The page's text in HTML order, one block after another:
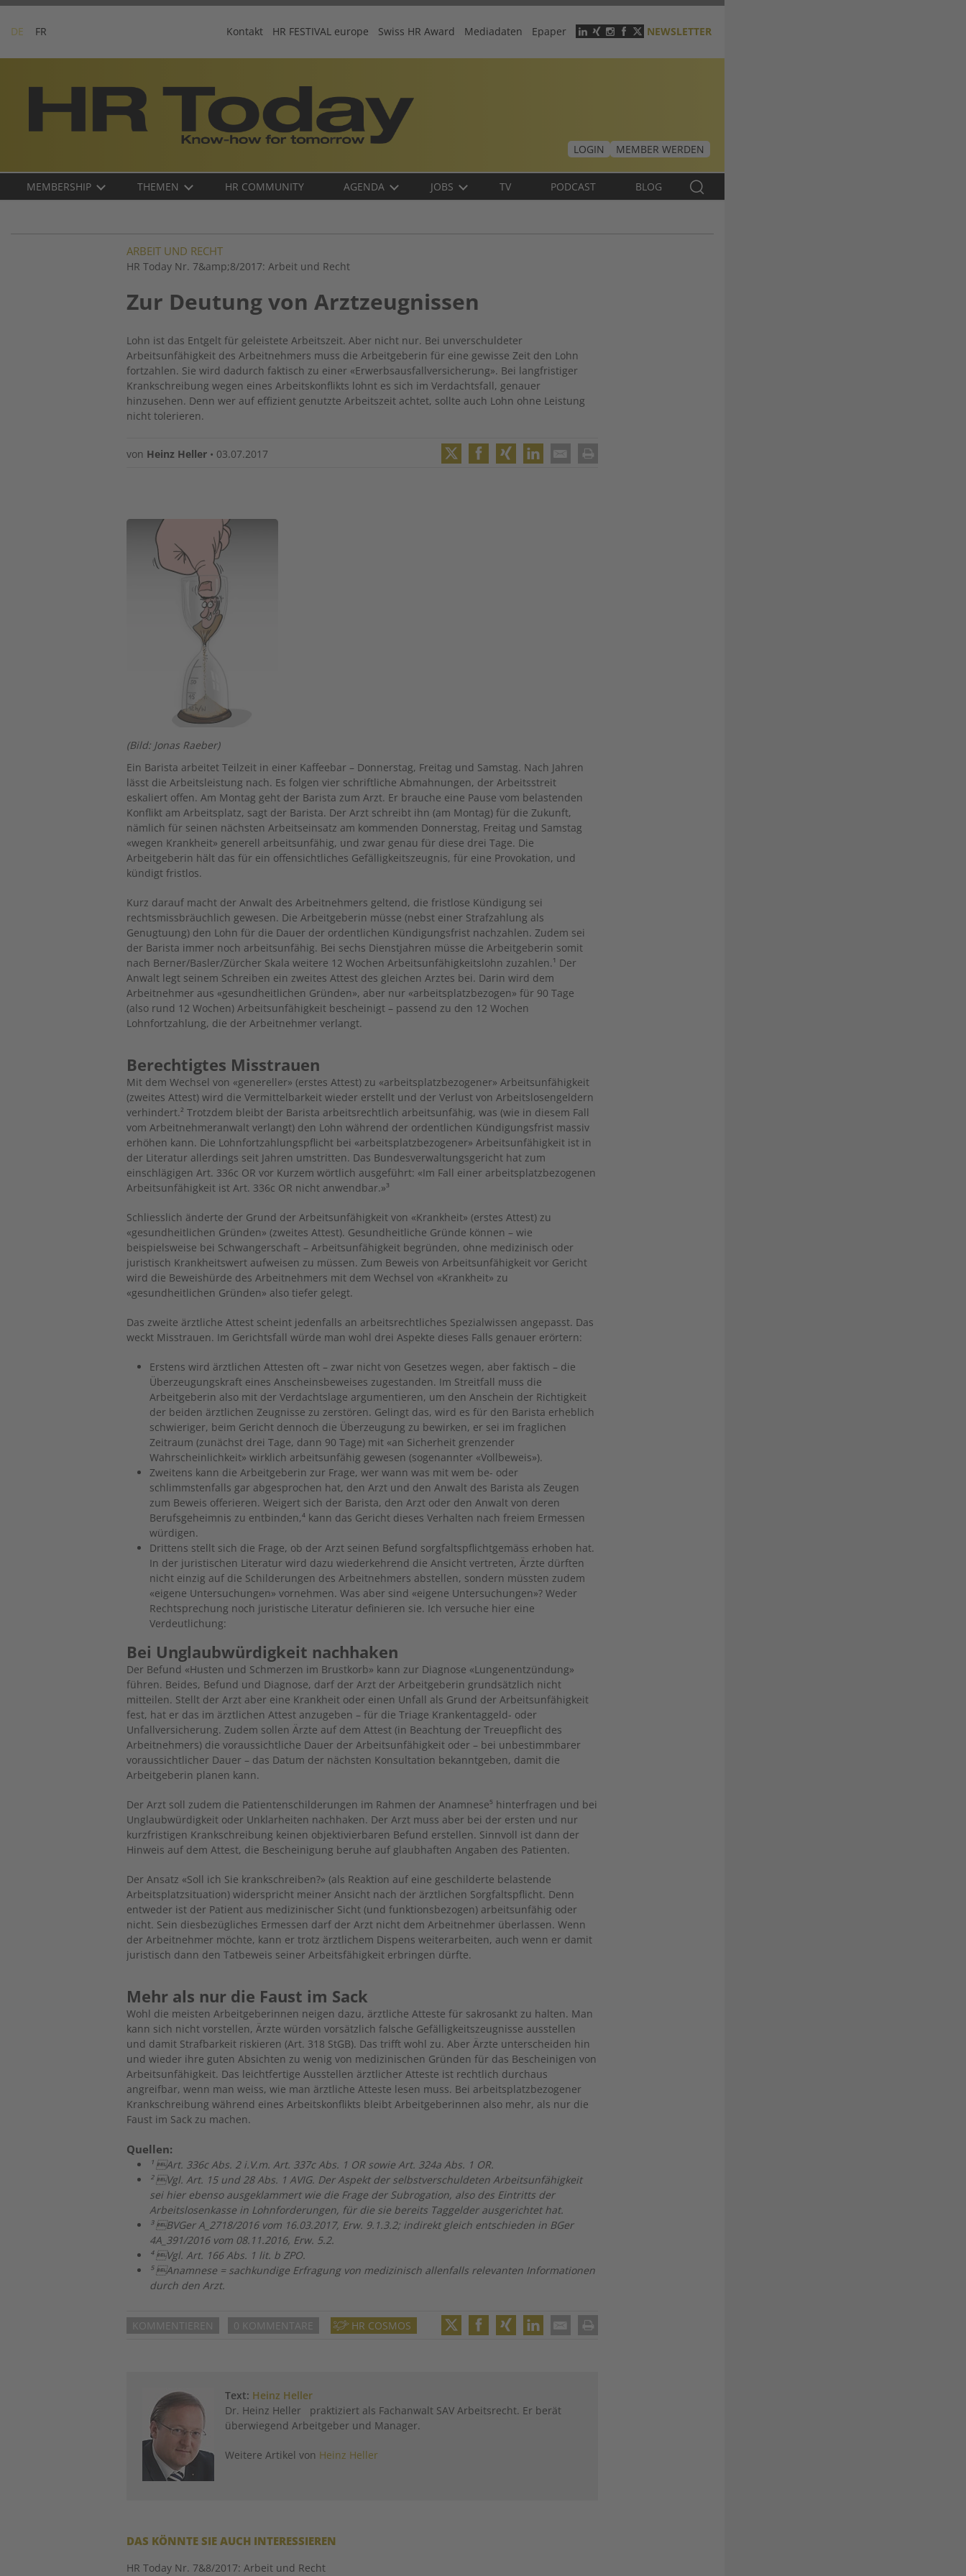
Skip
content
DE FR
Header
menu
Kontakt HR FESTIVAL europe Swiss HR Award Mediadaten Epaper NEWSLETTER
LOGIN
MEMBER WERDEN
Main
DE
MEMBERSHIP THEMEN HR COMMUNITY AGENDA JOBS TV PODCAST BLOG
ARBEIT UND RECHT
HR Today Nr. 7&amp;8/2017: Arbeit und Recht
Zur Deutung von Arztzeugnissen
Lohn ist das Entgelt für geleistete Arbeitszeit. Aber nicht nur. Bei unverschuldeter
Arbeitsunfähigkeit des Arbeitnehmers muss die Arbeitgeberin für eine gewisse Zeit den Lohn
fortzahlen. Sie wird dadurch faktisch zu einer «Erwerbsausfallversicherung». Bei langfristiger
Krankschreibung wegen eines Arbeitskonflikts lohnt es sich im Verdachtsfall, genauer
hinzusehen. Denn wer auf effizient genutzte Arbeitszeit achtet, sollte auch Lohn ohne Leistung
nicht tolerieren.
von Heinz Heller • 03.07.2017
(Bild: Jonas Raeber)
Ein Barista arbeitet Teilzeit in einer Kaffeebar – Donnerstag, Freitag und Samstag. Nach Jahren
lässt die Arbeitsleistung nach. Es folgen vier schriftliche Abmahnungen, der Arbeitsstreit
eskaliert offen. Am Montag geht der Barista zum Arzt. Er brauche eine Pause vom belastenden
Konflikt am Arbeitsplatz, sagt der Barista. Der Arzt schreibt ihn (am Montag) für die Zukunft,
nämlich für seinen nächsten Arbeitseinsatz am kommenden Donnerstag, Freitag und Samstag
«wegen Krankheit» generell arbeitsunfähig, und zwar genau für diese drei Tage. Die
Arbeitgeberin hält das für ein offensichtliches Gefälligkeitszeugnis, für eine Provokation, und
kündigt fristlos.
Kurz darauf macht der Anwalt des Arbeitnehmers geltend, die fristlose Kündigung sei
rechtsmissbräuchlich gewesen. Die Arbeitgeberin müsse (nebst einer Strafzahlung als
Genugtuung) den Lohn für die Dauer der ordentlichen Kündigungsfrist nachzahlen. Zudem sei
der Baris­ta immer noch arbeitsunfähig. Bei sechs Dienstjahren müsse die Arbeitgeberin somit
nach Berner/Basler/Zürcher Skala weitere 12 Wochen Arbeitsunfähigkeitslohn zuzahlen.¹ Der
Anwalt legt seinem Schreiben ein zweites Attest des gleichen Arztes bei. Darin wird dem
Arbeitnehmer aus «gesundheitlichen Gründen», aber nur «arbeitsplatzbezogen» für 90 Tage
(also rund 12 Wochen) Arbeitsunfähigkeit bescheinigt – passend zu den 12 Wochen
Lohnfortzahlung, die der Arbeitnehmer verlangt.
Berechtigtes Misstrauen
Mit dem Wechsel von «genereller» (erstes Attest) zu «arbeitsplatzbezogener» Arbeitsunfähigkeit
(zweites Attest) wird die Vermittelbarkeit wieder erstellt und der Verlust von Arbeitslosengeldern
verhindert.² Trotzdem bleibt der Barista arbeitsrechtlich arbeitsunfähig, was (wie in diesem Fall
vom Arbeitnehmeranwalt verlangt) den Lohn während der ordentlichen Kündigungsfrist massiv
erhöhen kann. Die Lohnfortzahlungspflicht bei «arbeitsplatzbezogener» Arbeitsunfähigkeit ist in
der Literatur allerdings seit Jahren umstritten. Das Bundesverwaltungsgericht hat zum
einschlägigen Art. 336c OR vor Kurzem wörtlich ausgeführt: «Im Fall einer arbeitsplatzbezogenen
Arbeitsunfähigkeit ist Art. 336c OR nicht anwendbar.»³
Schliesslich änderte der Grund der Arbeitsunfähigkeit von «Krankheit» (erstes Attest) zu
«gesundheitlichen Gründen» (zweites Attest). Gesundheitliche Gründe können – wie
beispielsweise bei Schwangerschaft – Arbeitsunfähigkeit begründen, ohne medizinisch oder
juristisch Krankheitswert aufweisen zu müssen. Zum Beweis von Arbeitsunfähigkeit vor Gericht
wird die Beweishürde des Arbeitnehmers mit dem Wechsel von «Krankheit» zu
«gesundheitlichen Gründen» also tiefer gelegt.
Das zweite ärztliche Attest scheint jedenfalls an arbeitsrechtliches Spezialwissen angepasst. Das
weckt Misstrauen. Im Gerichtsfall würde man wohl drei Aspekte dieses Falls genauer erörtern:
Erstens wird ärztlichen Attesten oft – zwar nicht von Gesetzes wegen, aber faktisch – die
Überzeugungskraft eines Anscheinsbeweises zugestanden. Im Streitfall muss die
Arbeitgeberin also mit der Verdachtslage argumentieren, um den Anschein der Richtigkeit
der beiden ärztlichen Zeugnisse zu zerstören. Gelingt das, wird es für den Barista erheblich
schwieriger, beim Gericht dennoch die Überzeugung zu bewirken, er sei im fraglichen
Zeitraum (zunächst drei Tage, dann 90 Tage) mit «an Sicherheit grenzender
Wahrscheinlichkeit» wirklich arbeitsunfähig gewesen (sogenannter «Vollbeweis»).
Zweitens kann die Arbeitgeberin zur Frage, wer wann was mit wem be- oder
schlimmstenfalls gar abgesprochen hat, den Arzt und den Anwalt des Barista als Zeugen
zum Beweis offerieren. Weigert sich der Barista, den Arzt oder den Anwalt von deren
Berufsgeheimnis zu entbinden,⁴ kann das Gericht dieses Verhalten nach freiem Ermessen
würdigen.
Drittens stellt sich die Frage, ob der Arzt seinen Befund sorgfaltspflichtgemäss erhoben hat.
In der juristischen Literatur wird dazu wiederkehrend die Ansicht vertreten, Ärzte dürften
nicht einzig auf die Schilderungen des Arbeitnehmers abstellen, sondern müssten zudem
«eigene Untersuchungen» vornehmen. Was aber sind «eigene Untersuchungen»? Weder
Rechtsprechung noch juristische Literatur definieren sie. Ich versuche hier eine
Verdeutlichung:
Bei Unglaubwürdigkeit nachhaken
Der Befund «Husten und Schmerzen im Brustkorb» kann zur Diagnose «Lungenentzündung»
führen. Beides, Befund und Diagnose, darf der Arzt der Arbeitgeberin grundsätzlich nicht
mitteilen. Stellt der Arzt aber eine Krankheit oder einen Unfall als Grund der Arbeitsunfähigkeit
fest, hat er das im ärztlichen Attest anzugeben – für die Triage Krankentaggeld- oder
Unfallversicherung. Zudem sollen Ärzte auf dem Attest (in Beachtung der Treuepflicht des
Arbeitnehmers) die voraussichtliche Dauer der Arbeitsunfähigkeit oder – bei unbestimmbarer
voraussichtlicher Dauer – das Datum der nächsten Konsultation bekanntgeben, damit die
Arbeitgeberin planen kann.
Der Arzt soll zudem die Patientenschilderungen im Rahmen der Anamnese⁵ hinterfragen und bei
Unglaubwürdigkeit oder Unklarheiten nachhaken. Der Arzt muss aber bei der ersten und nur
kurzfristigen Krankschreibung keinen objektivierbaren Befund erstellen. Sinnvoll ist dann der
Hinweis auf dem Attest, die Bescheinigung beruhe auf glaubhaften Angaben des Patienten.
Der Ansatz «Soll ich Sie krankschreiben?» (als Reaktion auf eine geschilderte belastende
Arbeitsplatzsituation) widerspricht meiner Ansicht nach der ärztlichen Sorgfaltspflicht. Denn
entweder ist der Patient aus medizinischer Sicht (und funktionsbezogen) arbeitsunfähig oder
nicht. Sein diesbezügliches Ermessen darf der Arzt nicht dem Arbeitnehmer überlassen. Wenn
der Arbeitnehmer möchte, kann er trotz ärztlichem Dispens weiterarbeiten, auch wenn er damit
juris­tisch dann den Tatbeweis seiner Arbeitsfähigkeit erbringen dürfte.
Mehr als nur die Faust im Sack
Wohl die meisten Arbeitgeberinnen neigen dazu, ärztliche Atteste für sakrosankt zu halten. Man
kann sich nicht vorstellen, Ärzte würden vorsätzlich falsche Gefälligkeitszeugnisse ausstellen
und damit Strafbarkeit riskieren (Art. 318 StGB). Das trifft wohl zu. Aber Ärzte unterscheiden hin
und wieder ihre guten Absichten zu wenig von medizinischen Gründen für das Bescheinigen von
Arbeitsunfähigkeit. Das leichtfertige Ausstellen ärztlicher Atteste ist rechtlich durchaus
angreifbar, wenn man weiss, wie man ärztliche Atteste lesen muss. Bei arbeitsplatzbezogener
Krankschreibung während eines Arbeitskonflikts bleibt Arbeitgeberinnen also mehr, als nur die
Faust im Sack zu machen.
Quellen:
¹Art. 336c Abs. 2 i.V.m. Art. 337c Abs. 1 OR sowie Art. 324a Abs. 1 OR.
²Vgl. Art. 15 und 28 Abs. 1 AVIG. Der Aspekt der selbstverschuldeten Arbeitsunfähigkeit
sei hier ebenso ausgeklammert wie die Frage der Subrogation, also des Eintritts der
Arbeitslosenkasse in Lohnforderungen, für die sie bereits Taggelder ausgerichtet hat.
³BVGer A_2718/2016 vom 16.03.2017, Erw. 9.1.3.2; indirekt gleich entschieden in BGer
4A_391/2016 vom 08.11.2016, Erw. 5.2.
⁴Vgl. Art. 166 Abs. 1 lit. b ZPO.
⁵Anamnese = sachkundige Erfragung von medizinisch allenfalls relevanten Informationen
durch den Arzt.
KOMMENTIEREN 0 KOMMENTARE HR COSMOS
Text: Heinz Heller
Dr. Heinz Heller praktiziert als Fachanwalt SAV Arbeitsrecht. Er berät
überwiegend Arbeitgeber und Manager.
Weitere Artikel von Heinz Heller
DAS KÖNNTE SIE AUCH INTERESSIEREN
HR Today Nr. 7&8/2017: Arbeit und Recht